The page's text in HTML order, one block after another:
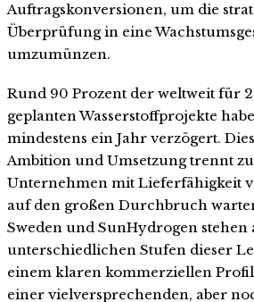
Auftragskonversionen, um die
Überprüfung in eine
umzumünzen.
Rund 90 Prozent der weltweit für
geplanten Wasserstoffprojekte
mindestens ein Jahr verzögert.
Ambition und Umsetzung trennt
Unternehmen mit Lieferfähigkeit
auf den großen Durchbruch
Sweden und SunHydrogen stehen
unterschiedlichen Stufen dieser
einem klaren kommerziellen
einer vielversprechenden, aber